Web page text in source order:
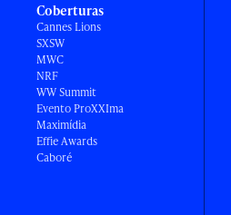
Coberturas
Cannes Lions
SXSW
MWC
NRF
WW Summit
Evento ProXXIma
Maximídia
Effie Awards
Caboré